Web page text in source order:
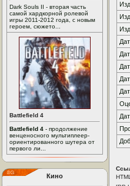
Dark Souls II - вторая часть
самой хардкорной ролевой
игры 2011-2012 года, с новым
героем, сюжето...
Battlefield 4
Battlefield 4 - продолжение
венценосного мультиплеер-
ориентированного шутера от
первого ли...
Кино